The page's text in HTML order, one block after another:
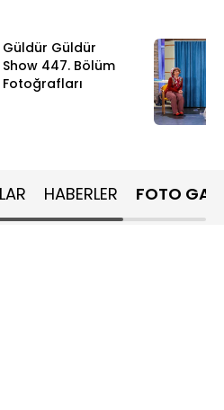
Güldür Güldür
Show 447. Bölüm
Fotoğrafları
HABERLER FOTO